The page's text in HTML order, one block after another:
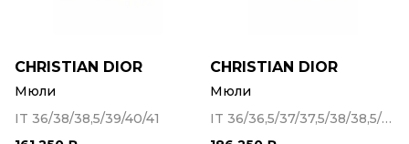
CHRISTIAN DIOR
Мюли
IT 36/38/38,5/39/40/41
CHRISTIAN DIOR
Мюли
IT 36/36,5/37/37,5/38/38,5/39/39,5/40/41